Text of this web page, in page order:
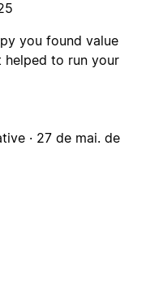
you found value
to run your
· 27 de mai. de